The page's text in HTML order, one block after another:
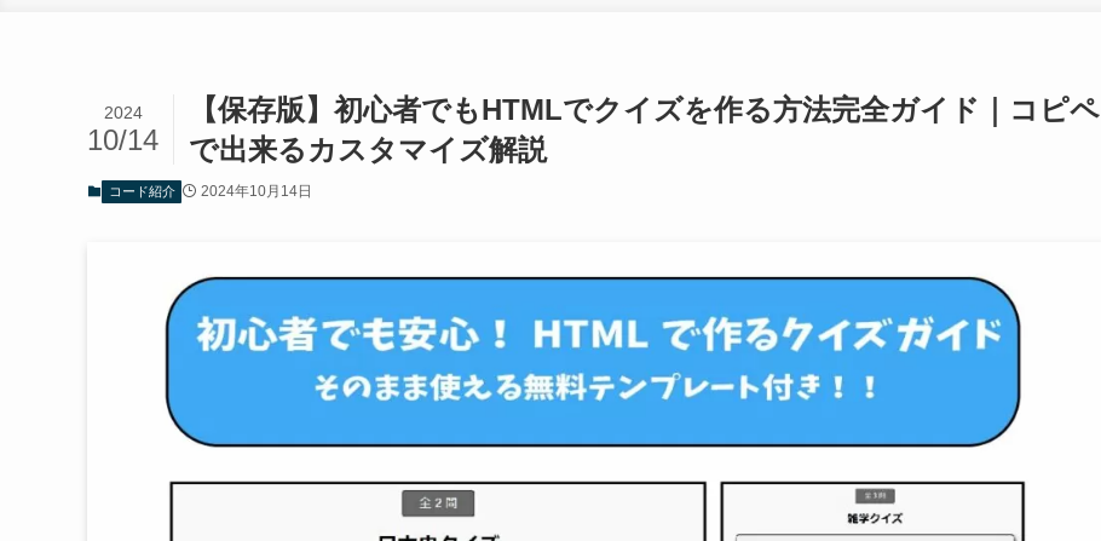
【保存版】初心者でもHTMLでクイズを作る方法完全ガイド｜コピペ
で出来るカスタマイズ解説
2024
10/14
コード紹介 2024年10月14日